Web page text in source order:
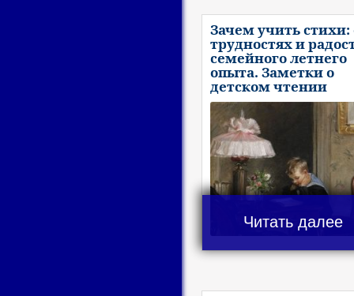
Зачем учить стихи:
трудностях и
семейного летнего
опыта. Заметки о
детском чтении
Читать далее